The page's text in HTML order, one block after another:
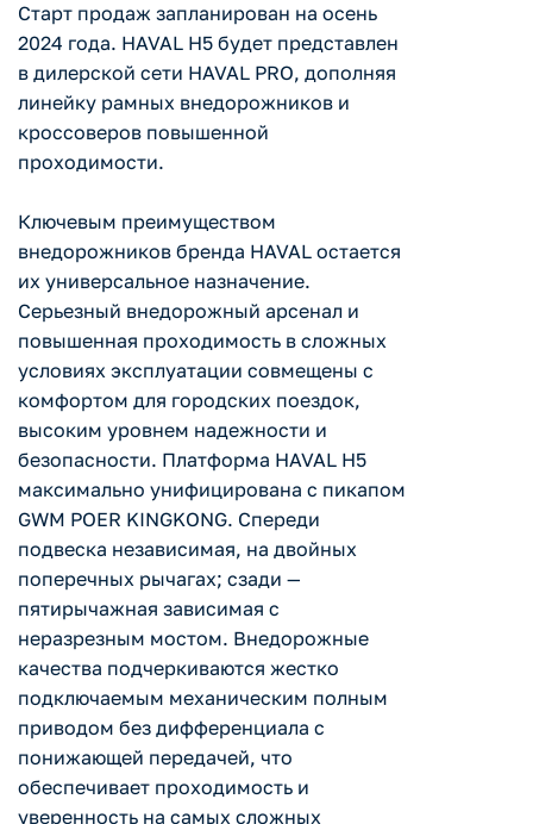
Старт продаж запланирован на осень
2024 года. HAVAL H5 будет представлен
в дилерской сети HAVAL PRO, дополняя
линейку рамных внедорожников и
кроссоверов повышенной
проходимости.
Ключевым преимуществом
внедорожников бренда HAVAL остается
их универсальное назначение.
Серьезный внедорожный арсенал и
повышенная проходимость в сложных
условиях эксплуатации совмещены с
комфортом для городских поездок,
высоким уровнем надежности и
безопасности. Платформа HAVAL H5
максимально унифицирована с пикапом
GWM POER KINGKONG. Спереди
подвеска независимая, на двойных
поперечных рычагах; сзади —
пятирычажная зависимая с
неразрезным мостом. Внедорожные
качества подчеркиваются жестко
подключаемым механическим полным
приводом без дифференциала с
понижающей передачей, что
обеспечивает проходимость и
уверенность на самых сложных